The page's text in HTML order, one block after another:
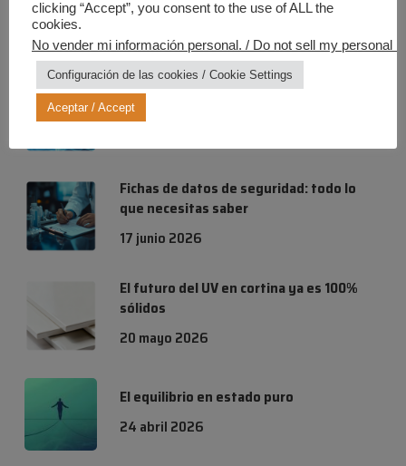
Entradas más recientes
Verano Iris: ¡Diversión al máximo,
riesgos a cero!
Fichas de datos de seguridad: todo lo
que necesitas saber
17 junio 2026
El futuro del UV en cortina ya es 100%
sólidos
20 mayo 2026
El equilibrio en estado puro
24 abril 2026
clicking “Accept”, you consent to the use of ALL the
cookies.
No vender mi información personal. / Do not sell my personal
Configuración de las cookies / Cookie Settings
Aceptar / Accept